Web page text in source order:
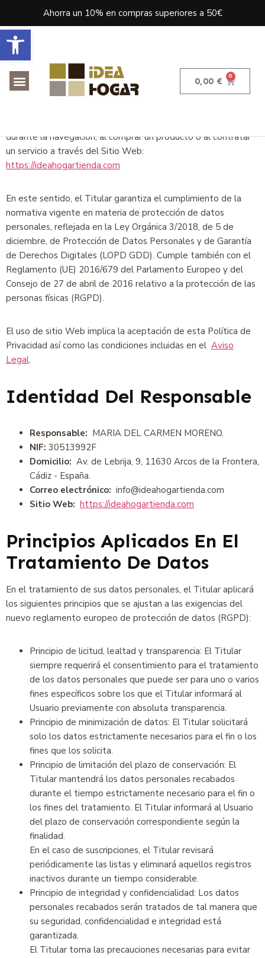
Abrir barra de herramientas
Ahorra un 10% en compras superiores a 50€
0,00 € 0
El Titular le informa sobre su Política de Privacidad respecto
durante la navegación, al comprar un producto o al contratar
un servicio a través del Sitio Web:
https://ideahogartienda.com
En este sentido, el Titular garantiza el cumplimiento de la
normativa vigente en materia de protección de datos
personales, reflejada en la Ley Orgánica 3/2018, de 5 de
diciembre, de Protección de Datos Personales y de Garantía
de Derechos Digitales (LOPD GDD). Cumple también con el
Reglamento (UE) 2016/679 del Parlamento Europeo y del
Consejo de 27 de abril de 2016 relativo a la protección de las
personas físicas (RGPD).
El uso de sitio Web implica la aceptación de esta Política de
Privacidad así como las condiciones incluidas en el Aviso
Legal.
Identidad Del Responsable
Responsable: MARIA DEL CARMEN MORENO.
NIF: 30513992F
Domicilio: Av. de Lebrija, 9, 11630 Arcos de la Frontera,
Cádiz - España.
Correo electrónico: info@ideahogartienda.com
Sitio Web: https://ideahogartienda.com
Principios Aplicados En El
Tratamiento De Datos
En el tratamiento de sus datos personales, el Titular aplicará
los siguientes principios que se ajustan a las exigencias del
nuevo reglamento europeo de protección de datos (RGPD):
Principio de licitud, lealtad y transparencia: El Titular
siempre requerirá el consentimiento para el tratamiento
de los datos personales que puede ser para uno o varios
fines específicos sobre los que el Titular informará al
Usuario previamente con absoluta transparencia.
Principio de minimización de datos: El Titular solicitará
solo los datos estrictamente necesarios para el fin o los
fines que los solicita.
Principio de limitación del plazo de conservación: El
Titular mantendrá los datos personales recabados
durante el tiempo estrictamente necesario para el fin o
los fines del tratamiento. El Titular informará al Usuario
del plazo de conservación correspondiente según la
finalidad.
En el caso de suscripciones, el Titular revisará
periódicamente las listas y eliminará aquellos registros
inactivos durante un tiempo considerable.
Principio de integridad y confidencialidad: Los datos
personales recabados serán tratados de tal manera que
su seguridad, confidencialidad e integridad está
garantizada.
El Titular toma las precauciones necesarias para evitar